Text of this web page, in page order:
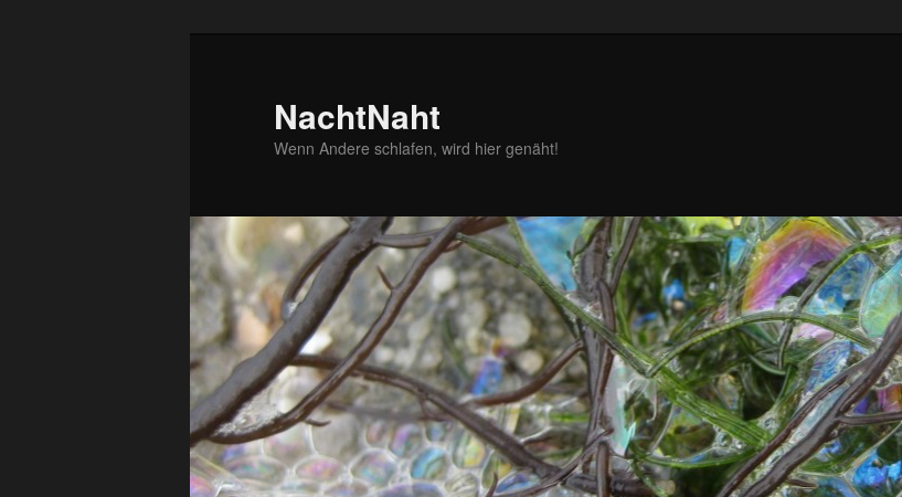
NachtNaht
Wenn Andere schlafen, wird hier genäht!